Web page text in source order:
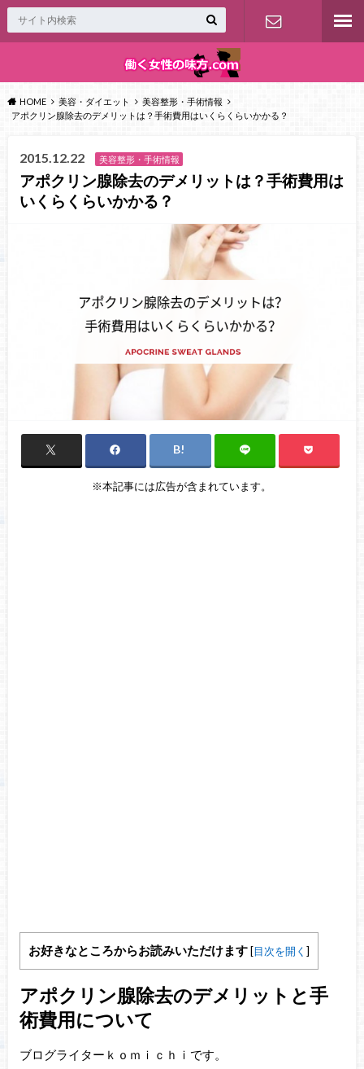
HOME 美容・ダイエット
美容整形・手術情報
アポクリン腺除去のデメリットは？手術費用はいくらくらいかかる？
2015.12.22 美容整形・手術情報
アポクリン腺除去のデメリットは？手術費用は
いくらくらいかかる？
※本記事には広告が含まれています。
お好きなところからお読みいただけます [目次を開く ]
アポクリン腺除去のデメリットと手
術費用について
ブログライターｋｏｍｉｃｈｉです。